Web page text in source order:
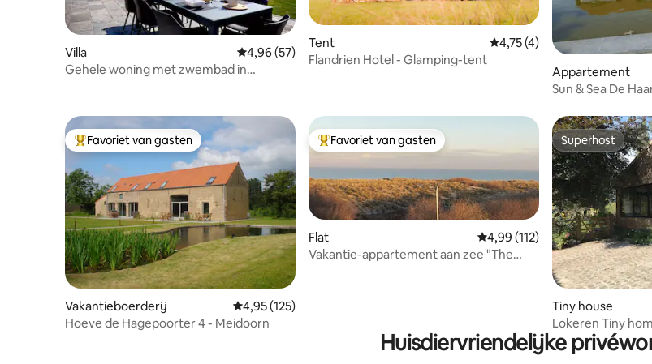
Villa Gemiddelde beoordeling van 4,96 op 5, 57 recensies
4,96 (57)
Gehele woning met zwembad in
Tent Gemiddelde beoordeling
4,75 (4)
Flandrien Hotel - Glamping-tent
Appartement
Sun & Sea De
Topfavoriet van gasten
Favoriet van gasten
Vakantieboerderij Gemiddelde beoordeling van 4,95 op 5, 125 recensies
4,95 (125)
Hoeve de Hagepoorter 4 - Meidoorn
Topfavoriet van gasten
Favoriet van gasten
Flat Gemiddelde beoordeling van
4,99 (112)
Vakantie-appartement aan zee "The
Superhost
Superhost
Tiny house
Lokeren Tiny
Huisdiervriendelijke